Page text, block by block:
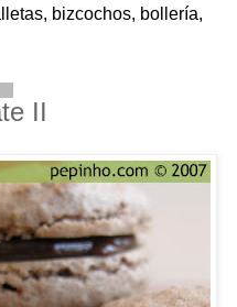
bizcochos, bollería,
II